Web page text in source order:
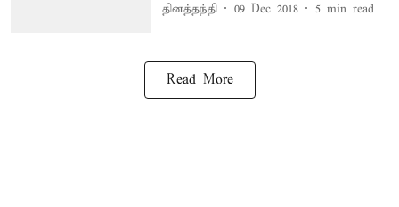
தினத்தந்தி 09 Dec 2018 5 min read
Read More